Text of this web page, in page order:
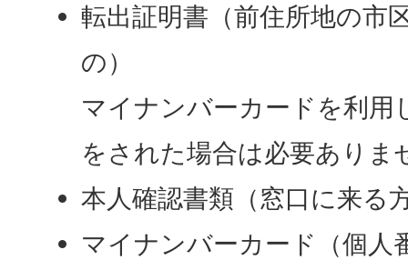
転出証明書（前住所地の市
の）
マイナンバーカードを利用
をされた場合は必要ありま
本人確認書類（窓口に来る
マイナンバーカード（個人